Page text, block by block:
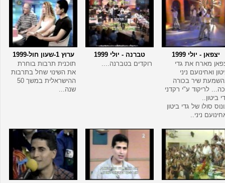
יצפאן - יולי 1999
מארח את גדי
ואחינועם ניני
שיר בכורה
לריקוד ע"י רקדני
ביטון..
סולו של גדי ביטון
ניני..
טברנה - יולי 1999
רוקדים בטברנה....
ערוץ 1-שעון חול-1999
תוכנית תרבות בוחרת
את השינוי שחל בתרבות
ההישראלית במשך 50
שנה...